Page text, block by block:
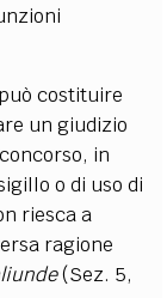
costituire
un giudizio
in
o di uso di
riesca a
ragione
(Sez. 5,